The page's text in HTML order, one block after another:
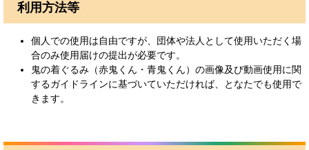
利用方法等
個人での使用は自由ですが、団体や法人として使用いただく場
合のみ使用届けの提出が必要です。
鬼の着ぐるみ（赤鬼くん・青鬼くん）の画像及び動画使用に関
するガイドラインに基づいていただければ、となたでも使用で
きます。